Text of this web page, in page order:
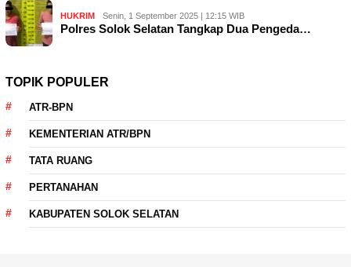
HUKRIM Senin, 1 September 2025 | 12:15 WIB
Polres Solok Selatan Tangkap Dua Pengeda…
TOPIK POPULER
ATR-BPN
KEMENTERIAN ATR/BPN
TATA RUANG
PERTANAHAN
KABUPATEN SOLOK SELATAN